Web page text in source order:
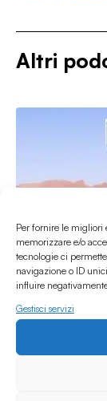
Per fornire le migliori
memorizzare e/o
tecnologie ci
navigazione o ID
influire
Gestisci servizi
Altri
Uniquest